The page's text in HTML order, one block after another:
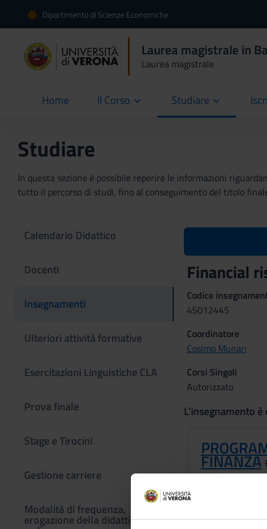
Dipartimento di Scienze Economiche
Laurea magistrale in
Laurea magistrale
Home
current Il Corso Studiare
Studiare
In questa sezione è possibile reperire le informazioni
tutto il percorso di studi, fino al conseguimento del titolo
Calendario Didattico
Docenti
Insegnamenti
Ulteriori attività formative
Esercitazioni Linguistiche CLA
Prova finale
Stage e Tirocini
Gestione carriere
Modalità di frequenza,
erogazione della didattica e
Financial
Codice
4S012445
Coordinatore
Cosimo Munari
Corsi Singoli
Autorizzato
L'insegnamento
FINANZA
Docenti